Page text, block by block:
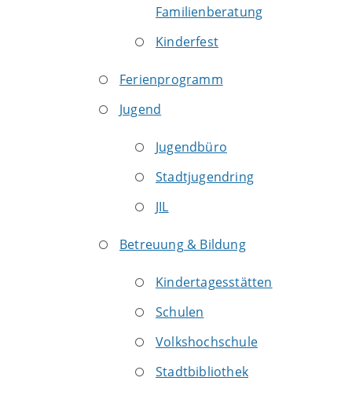
Familienberatung
Kinderfest
Ferienprogramm
Jugend
Jugendbüro
Stadtjugendring
JIL
Betreuung & Bildung
Kindertagesstätten
Schulen
Volkshochschule
Stadtbibliothek